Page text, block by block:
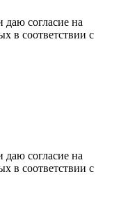
даю согласие на
в соответствии с
даю согласие на
в соответствии с